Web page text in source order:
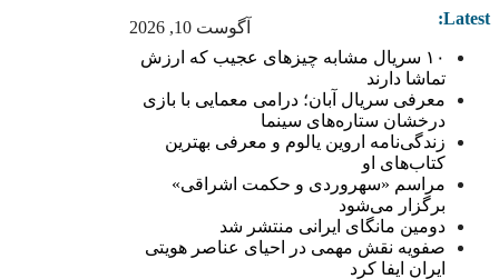
آگوست 10, 2026 Latest:
۱۰ سریال مشابه چیزهای عجیب که ارزش
تماشا دارند
معرفی سریال آبان؛ درامی معمایی با بازی
درخشان ستاره‌های سینما
زندگی‌نامه اروین یالوم و معرفی بهترین
کتاب‌های او
مراسم «سهروردی و حکمت اشراقی»
برگزار می‌شود
دومین مانگای ایرانی منتشر شد
صفویه نقش مهمی در احیای عناصر هویتی
ایران ایفا کرد